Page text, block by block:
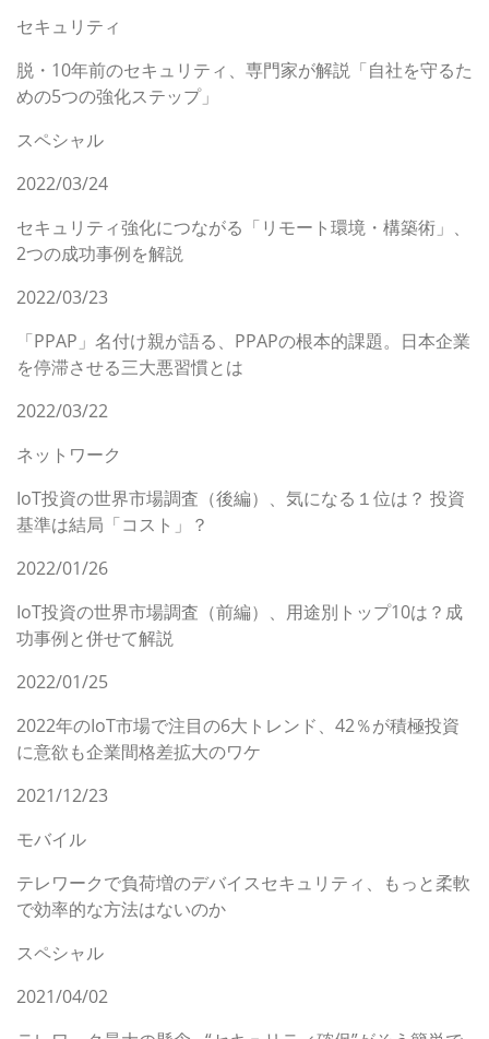
セキュリティ
脱・10年前のセキュリティ、専門家が解説「自社を守るた
めの5つの強化ステップ」
スペシャル
2022/03/24
セキュリティ強化につながる「リモート環境・構築術」、
2つの成功事例を解説
2022/03/23
「PPAP」名付け親が語る、PPAPの根本的課題。日本企業
を停滞させる三大悪習慣とは
2022/03/22
ネットワーク
IoT投資の世界市場調査（後編）、気になる１位は？ 投資
基準は結局「コスト」？
2022/01/26
IoT投資の世界市場調査（前編）、用途別トップ10は？成
功事例と併せて解説
2022/01/25
2022年のIoT市場で注目の6大トレンド、42％が積極投資
に意欲も企業間格差拡大のワケ
2021/12/23
モバイル
テレワークで負荷増のデバイスセキュリティ、もっと柔軟
で効率的な方法はないのか
スペシャル
2021/04/02